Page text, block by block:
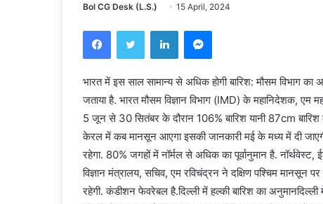
Bol CG Desk (L.S.) 15 April, 2024
भारत में इस साल सामान्य से अधिक होगी बारिश: मौसम विभाग का
जताया है. भारत मौसम विज्ञान विभाग (IMD) के महानिदेशक, एम
5 जून से 30 सितंबर के दौरान 106% बारिश यानी 87cm
केरल में कब मानसून आएगा इसकी जानकारी मई के मध्य में दी
रहेगा. 80% जगहों में नॉर्मल से अधिक का पूर्वानुमान है. नॉर्थवेस्ट,
विज्ञान मंत्रालय, सचिव, एम रविचंद्रन ने दक्षिण पश्चिम मानसून
रहेगी. कंडीशन फेवरेबल है.दिल्ली में हल्की बारिश का